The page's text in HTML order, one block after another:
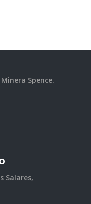
Spence.
Salares,